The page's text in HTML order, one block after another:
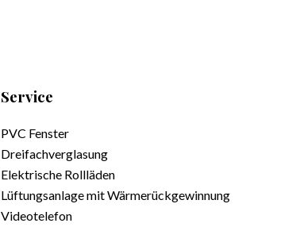
Service
PVC Fenster
Dreifachverglasung
Elektrische Rollläden
Lüftungsanlage mit Wärmerückgewinnung
Videotelefon